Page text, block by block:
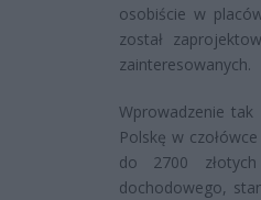
osobiście w
został
zainteresowanych.
Wprowadzenie
Polskę w
do 2700
dochodowego,